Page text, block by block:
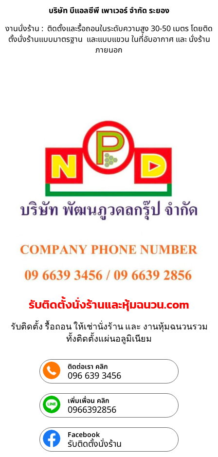
บริษัท บีแอลซีพี เพาเวอร์ จำกัด ระยอง
งานนั่งร้าน : ติดตั้งและรื้อถอนในระดับความสูง 30-50 เมตร โดยติด
ตั้งนั่งร้านแบบมาตรฐาน และแบบแขวน ในที่อับอากาศ และ นั่งร้าน
ภายนอก
รับติดตั้งนั่งร้านและหุ้มฉนวน.com
รับติดตั้ง รื้อถอน ให้เช่านั่งร้าน และ งานหุ้มฉนวนรวม
ทั้งติดตั้งแผ่นอลูมิเนียม
ติดต่อเรา คลิก
096 639 3456
เพิ่มเพื่อน คลิก
0966392856
Facebook
รับติดตั้งนั่งร้าน